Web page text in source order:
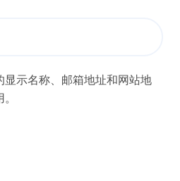
显示名称、邮箱地址和网站地